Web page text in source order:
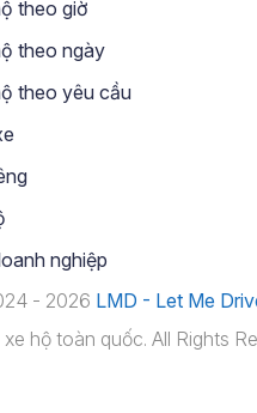
theo giờ
theo ngày
theo yêu cầu
nghiệp
- 2026 LMD - Let Me
hộ toàn quốc. All Rights